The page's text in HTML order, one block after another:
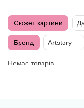
Сюжет картини
Бренд Artstory
Немає товарів